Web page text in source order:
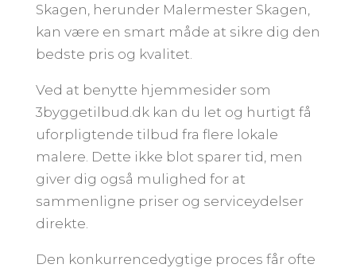
Skagen, herunder Malermester Skagen,
kan være en smart måde at sikre dig den
bedste pris og kvalitet.
Ved at benytte hjemmesider som
3byggetilbud.dk kan du let og hurtigt få
uforpligtende tilbud fra flere lokale
malere. Dette ikke blot sparer tid, men
giver dig også mulighed for at
sammenligne priser og serviceydelser
direkte.
Den konkurrencedygtige proces får ofte